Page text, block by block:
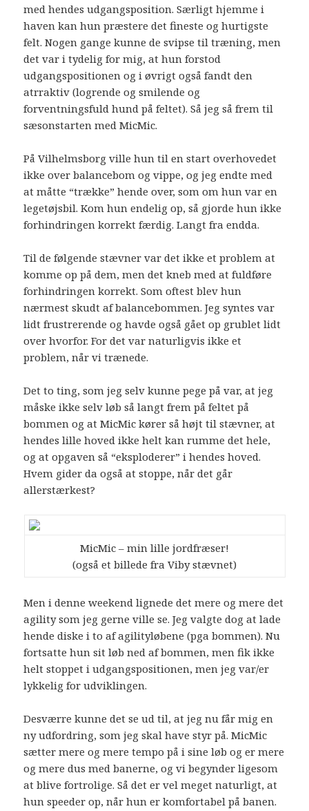
med hendes udgangsposition. Særligt hjemme i
haven kan hun præstere det fineste og hurtigste
felt. Nogen gange kunne de svipse til træning, men
det var i tydelig for mig, at hun forstod
udgangspositionen og i øvrigt også fandt den
atrraktiv (logrende og smilende og
forventningsfuld hund på feltet). Så jeg så frem til
sæsonstarten med MicMic.
På Vilhelmsborg ville hun til en start overhovedet
ikke over balancebom og vippe, og jeg endte med
at måtte “trække” hende over, som om hun var en
legetøjsbil. Kom hun endelig op, så gjorde hun ikke
forhindringen korrekt færdig. Langt fra endda.
Til de følgende stævner var det ikke et problem at
komme op på dem, men det kneb med at fuldføre
forhindringen korrekt. Som oftest blev hun
nærmest skudt af balancebommen. Jeg syntes var
lidt frustrerende og havde også gået op grublet lidt
over hvorfor. For det var naturligvis ikke et
problem, når vi trænede.
Det to ting, som jeg selv kunne pege på var, at jeg
måske ikke selv løb så langt frem på feltet på
bommen og at MicMic kører så højt til stævner, at
hendes lille hoved ikke helt kan rumme det hele,
og at opgaven så “eksploderer” i hendes hoved.
Hvem gider da også at stoppe, når det går
allerstærkest?
MicMic – min lille jordfræser!
(også et billede fra Viby stævnet)
Men i denne weekend lignede det mere og mere det
agility som jeg gerne ville se. Jeg valgte dog at lade
hende diske i to af agilityløbene (pga bommen). Nu
fortsatte hun sit løb ned af bommen, men fik ikke
helt stoppet i udgangspositionen, men jeg var/er
lykkelig for udviklingen.
Desværre kunne det se ud til, at jeg nu får mig en
ny udfordring, som jeg skal have styr på. MicMic
sætter mere og mere tempo på i sine løb og er mere
og mere dus med banerne, og vi begynder ligesom
at blive fortrolige. Så det er vel meget naturligt, at
hun speeder op, når hun er komfortabel på banen.